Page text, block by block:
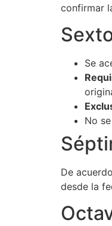
confirmar
Se
No
De
desde la